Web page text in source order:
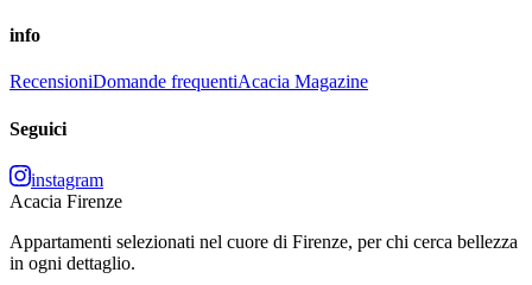
info
RecensioniDomande frequentiAcacia Magazine
Seguici
instagram
Acacia Firenze
Appartamenti selezionati nel cuore di Firenze, per chi cerca bellezza
in ogni dettaglio.